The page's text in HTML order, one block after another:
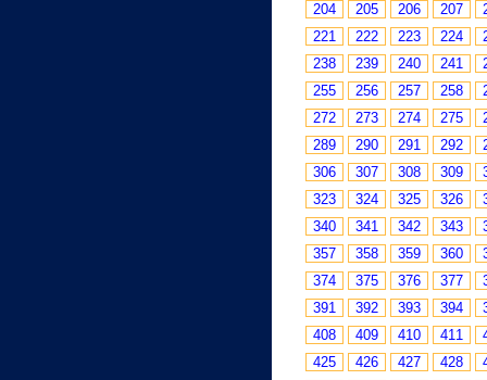
204
205 206 207
221
222 223 224
238
239 240 241
255
256 257 258
272
273 274 275
289
290 291 292
306
307 308 309
323
324 325 326
340
341 342 343
357
358 359 360
374
375 376 377
391
392 393 394
408
409 410 411
425
426 427 428